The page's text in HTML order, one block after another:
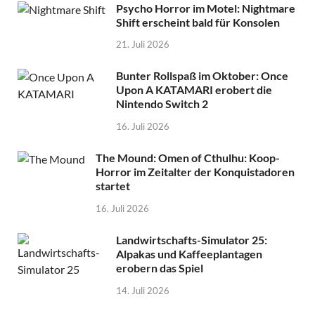
Psycho Horror im Motel: Nightmare
Shift erscheint bald für Konsolen
21. Juli 2026
Bunter Rollspaß im Oktober: Once
Upon A KATAMARI erobert die
Nintendo Switch 2
16. Juli 2026
The Mound: Omen of Cthulhu: Koop-
Horror im Zeitalter der Konquistadoren
startet
16. Juli 2026
Landwirtschafts-Simulator 25:
Alpakas und Kaffeeplantagen
erobern das Spiel
14. Juli 2026